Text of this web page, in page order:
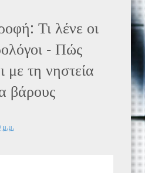
Τι λένε οι
- Πώς
με τη νηστεία
βάρους